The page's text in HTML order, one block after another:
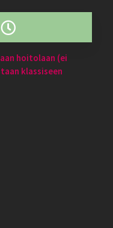
hoitolaan (ei
klassiseen